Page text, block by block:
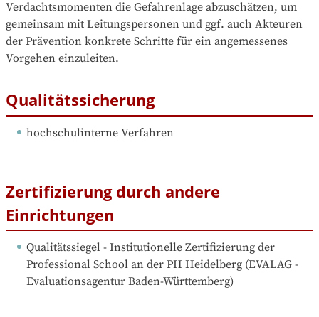
Verdachtsmomenten die Gefahrenlage abzuschätzen, um
gemeinsam mit Leitungspersonen und ggf. auch Akteuren
der Prävention konkrete Schritte für ein angemessenes
Vorgehen einzuleiten.
Qualitätssicherung
hochschulinterne Verfahren
Zertifizierung durch andere
Einrichtungen
Qualitätssiegel - Institutionelle Zertifizierung der
Professional School an der PH Heidelberg (EVALAG -
Evaluationsagentur Baden-Württemberg)